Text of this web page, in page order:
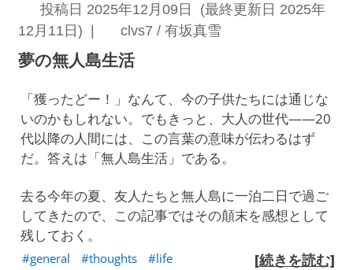
投稿日 2025年12月09日 (最終更新日 2025年
12月11日) |
clvs7 / 有坂真雪
夢の無人島生活
「獲ったどー！」なんて、今の子供たちには通じな
いのかもしれない。でもきっと、大人の世代——20
代以降の人間には、この言葉の意味が伝わるはず
だ。答えは「無人島生活」である。
去る今年の夏、友人たちと無人島に一泊二日で過ご
してきたので、この記事ではその顛末を感想として
残しておく。
[続きを読む]
general thoughts life